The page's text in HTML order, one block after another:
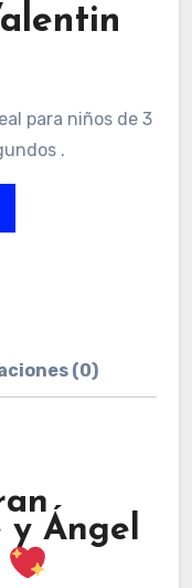
para niños de 3
.
(0)
y Ángel